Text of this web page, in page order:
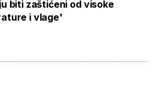
biti zaštićeni od visoke
i vlage'